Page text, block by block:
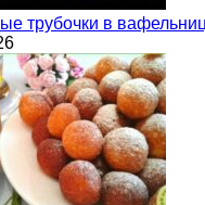
трубочки в